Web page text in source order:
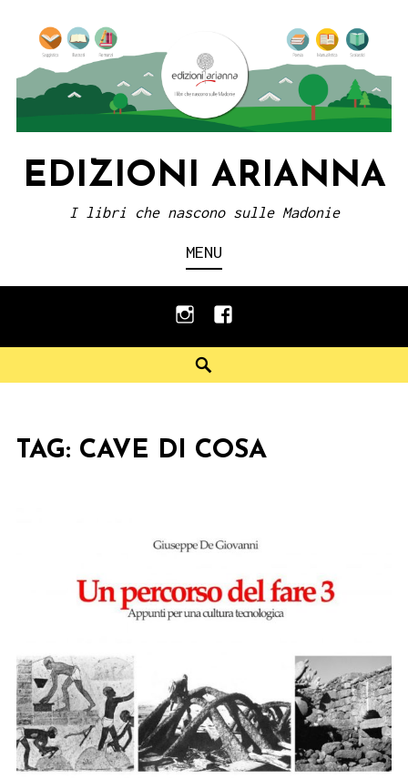
content
EDIZIONI ARIANNA
I libri che nascono sulle Madonie
MENU
instagramfacebook
TAG: CAVE DI COSA